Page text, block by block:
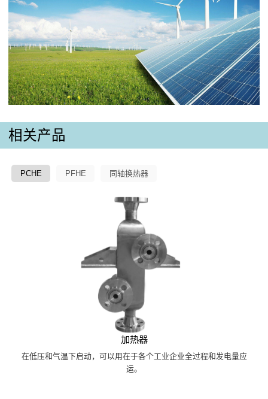
相关产品
PCHE PFHE 同轴换热器
加热器
在低压和气温下启动，可以用在于各个工业企业全过程和发电量应
运。